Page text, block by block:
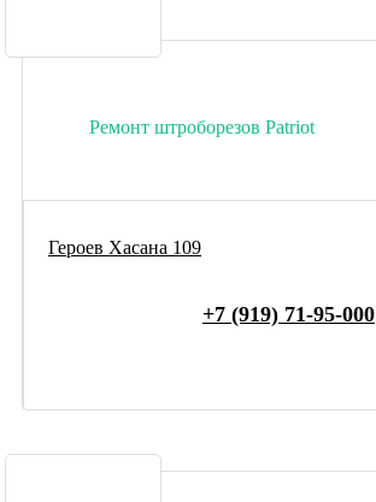
Ремонт штроборезов Patriot
Героев Хасана 109
+7 (919) 71-95-000